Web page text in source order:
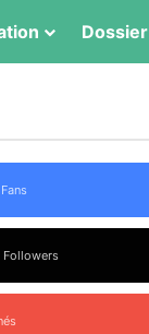
Dossier
Fans
Followers